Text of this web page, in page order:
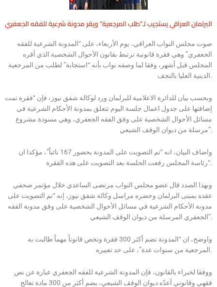
البرلمان العراقي يستجيب لـ”طلب المرجعية” ويقر مدونة شرعية للفقه الجعفري
صوت مجلس النواب العراقي، يوم الأربعاء، على “المدونة الشرعية للفقه
الجعفري” وهي فقرة قانونية ترتبط بقانون الأحوال الشخصية الذي أقره
المجلس قبل أشهر، وفقا لما وصفه نواب بأنه “استجابة” لطلب من المرجعية
الدينية العليا بالنجف.
وبحسب بيان للدائرة الاعلامية للبرلمان ورد لوكالة شفق نيوز، فإن “فقرة تمت
إضافتها على جدول اعمال جلسة اليوم تتعلق بمدونة الأحكام الشرعية في
مسائل الأحوال الشخصية على وفق الفقه الجعفري، وهي مسودة مشروع
مرسلة من ديوان الوقف الشيعي”.
واضاف البيان، انه “تم التصويت على المدونة بحضور 167 نائباً”، مؤكدا ان
“رئاسة المجلس رفعت الجلسة بعد التصويت على هذه الفقرة.
وبهذا الصدد قال عضو مجلس النواب مرتضى الساعدي خلال مؤتمر صحفي
عقده بمبنى البرلمان وحضره مراسل وكالة شفق نيوز، إنه “تم التصويت على
مدونة الأحكام الشرعية في مسائل الأحوال الشخصية على وفق مدونة الفقه
الجعفري المرسلة من ديوان الوقف الشيعي”.
واوضح، ان “المدونة تضم أكثر 300 فقرة وتخص قانوناً مهماً طالبت به
المرجعية من سنوات عدة”، على حد تعبيره.
ووفقا لخبراء بالقانون، فإن المدونة الشرعية للفقه الجعفري عبارة عن نص
فقهي وقانوني أعدّه ديوان الوقف الشيعي، يضم أكثر من 300 مادة تعالج